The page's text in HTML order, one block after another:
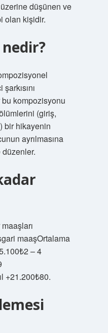
düşünen ve
olan kişidir.
kompozisyonu
(giriş,
bir hikayenin
ayrılmasına
düzenler.
maaşOrtalama
– 4
+21.200₺80.